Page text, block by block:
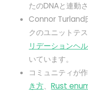
たのDNAと連動
Connor Turland
クのユニットテ
リデーションヘ
いています。
コミュニティが
き方、Rust